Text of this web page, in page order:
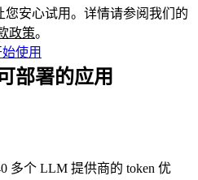
您安心试用。详情请参阅我们的
政策。
使用
部署的应用
多个 LLM 提供商的 token 优